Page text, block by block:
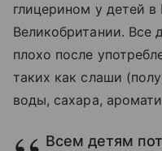
глицерином у детей
Великобритании. Все
плохо после
таких как слаши
воды, сахара,
Всем детям